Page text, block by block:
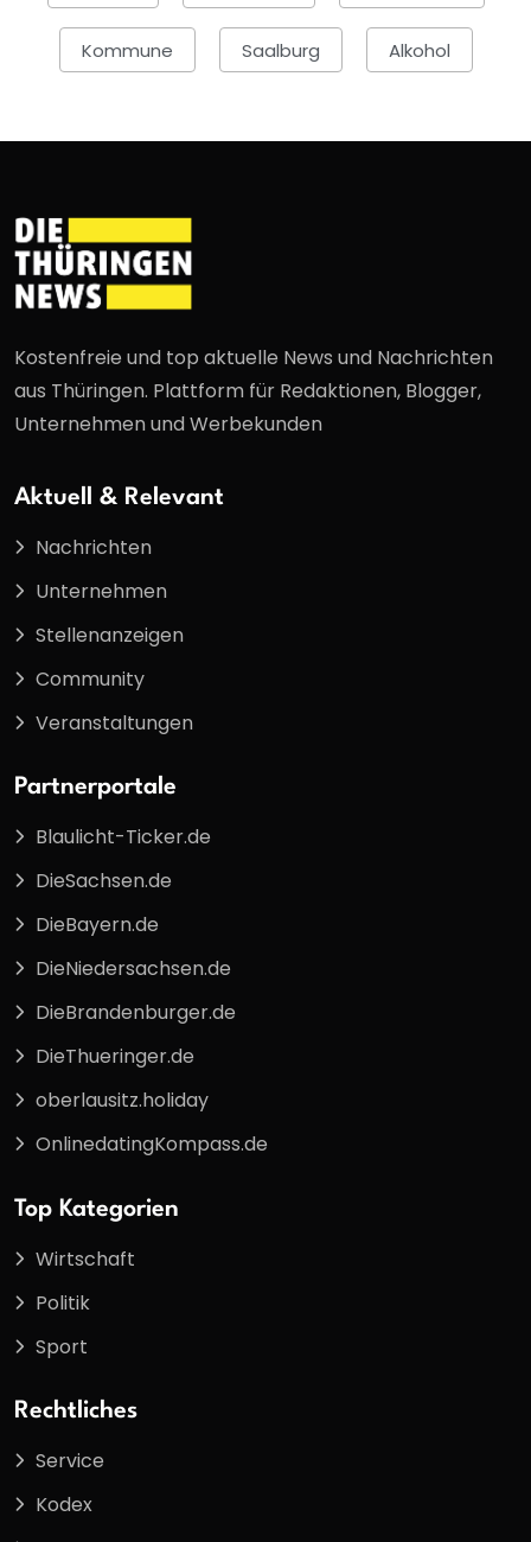
Kommune Saalburg Alkohol
Kostenfreie und top aktuelle News und Nachrichten
aus Thüringen. Plattform für Redaktionen, Blogger,
Unternehmen und Werbekunden
Aktuell & Relevant
Nachrichten
Unternehmen
Stellenanzeigen
Community
Veranstaltungen
Partnerportale
Blaulicht-Ticker.de
DieSachsen.de
DieBayern.de
DieNiedersachsen.de
DieBrandenburger.de
DieThueringer.de
oberlausitz.holiday
OnlinedatingKompass.de
Top Kategorien
Wirtschaft
Politik
Sport
Rechtliches
Service
Kodex